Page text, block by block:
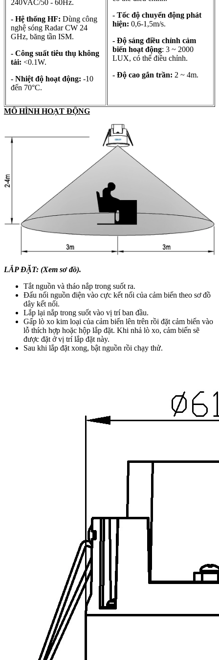
240VAC/50 - 60Hz.
- Hệ thống HF: Dùng công
nghệ sóng Radar CW 24
GHz, băng tần ISM.
- Công suất tiêu thụ không
tải: <0.1W.
- Nhiệt độ hoạt động: -10
đến 70°C.
- Tốc độ chuyển động phát
hiện: 0,6-1,5m/s.
- Độ sáng điều chỉnh cảm
biến hoạt động: 3 ~ 2000
LUX, có thể điều chỉnh.
- Độ cao gắn trần: 2 ~ 4m.
MÔ HÌNH HOẠT ĐỘNG
LẮP ĐẶT: (Xem sơ đồ).
Tắt nguồn và tháo nắp trong suốt ra.
Đấu nối nguồn điện vào cực kết nối của cảm biến theo sơ đồ
dây kết nối.
Lắp lại nắp trong suốt vào vị trí ban đầu.
Gấp lò xo kim loại của cảm biến lên trên rồi đặt cảm biến vào
lỗ thích hợp hoặc hộp lắp đặt. Khi nhả lò xo, cảm biến sẽ
được đặt ở vị trí lắp đặt này.
Sau khi lắp đặt xong, bật nguồn rồi chạy thử.